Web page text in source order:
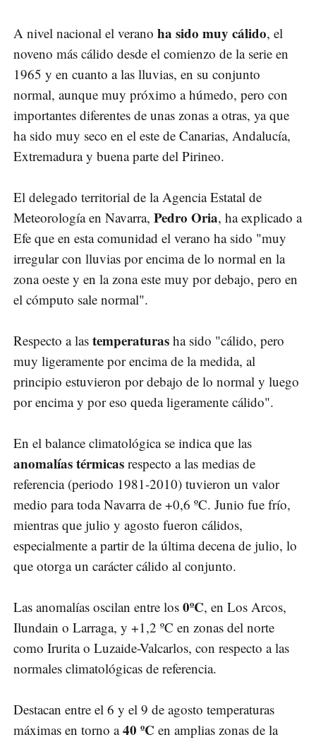
A nivel nacional el verano ha sido muy cálido, el
noveno más cálido desde el comienzo de la serie en
1965 y en cuanto a las lluvias, en su conjunto
normal, aunque muy próximo a húmedo, pero con
importantes diferentes de unas zonas a otras, ya que
ha sido muy seco en el este de Canarias, Andalucía,
Extremadura y buena parte del Pirineo.
El delegado territorial de la Agencia Estatal de
Meteorología en Navarra, Pedro Oria, ha explicado a
Efe que en esta comunidad el verano ha sido "muy
irregular con lluvias por encima de lo normal en la
zona oeste y en la zona este muy por debajo, pero en
el cómputo sale normal".
Respecto a las temperaturas ha sido "cálido, pero
muy ligeramente por encima de la medida, al
principio estuvieron por debajo de lo normal y luego
por encima y por eso queda ligeramente cálido".
En el balance climatológica se indica que las
anomalías térmicas respecto a las medias de
referencia (periodo 1981-2010) tuvieron un valor
medio para toda Navarra de +0,6 ºC. Junio fue frío,
mientras que julio y agosto fueron cálidos,
especialmente a partir de la última decena de julio, lo
que otorga un carácter cálido al conjunto.
Las anomalías oscilan entre los 0ºC, en Los Arcos,
Ilundain o Larraga, y +1,2 ºC en zonas del norte
como Irurita o Luzaide-Valcarlos, con respecto a las
normales climatológicas de referencia.
Destacan entre el 6 y el 9 de agosto temperaturas
máximas en torno a40 ºC en amplias zonas de la